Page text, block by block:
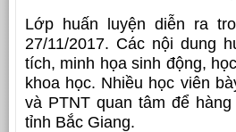
Lớp huấn luyện diễn ra
27/11/2017. Các nội dung
tích, minh họa sinh động,
khoa học. Nhiều học viên
và PTNT quan tâm để
tỉnh Bắc Giang.